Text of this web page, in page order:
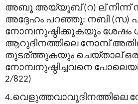
അബൂ അയ്യൂബ്(റ) ല് നിന്ന്
അദ്ദേഹം പറഞ്ഞു: നബി (സ)
നോമ്പനുഷ്ഠിക്കുകയും ശേഷം
ആറുദിനത്തിലെ നോമ്പ്
തുടര്ത്തുകയും ചെയ്താല്
നോമ്പനുഷ്ഠിച്ചവനെ
2/822)
4.വെളുത്തവാവുദിനത്തിലെ